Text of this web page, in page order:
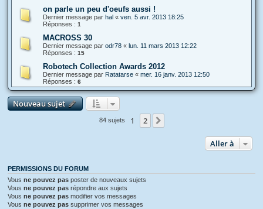
on parle un peu d'oeufs aussi !
Dernier message par hal « ven. 5 avr. 2013 18:25
Réponses : 1
MACROSS 30
Dernier message par odr78 « lun. 11 mars 2013 12:22
Réponses : 15
Robotech Collection Awards 2012
Dernier message par Ratatarse « mer. 16 janv. 2013 12:50
Réponses : 6
Nouveau sujet
84 sujets 1 2
Aller à
PERMISSIONS DU FORUM
Vous ne pouvez pas poster de nouveaux sujets
Vous ne pouvez pas répondre aux sujets
Vous ne pouvez pas modifier vos messages
Vous ne pouvez pas supprimer vos messages